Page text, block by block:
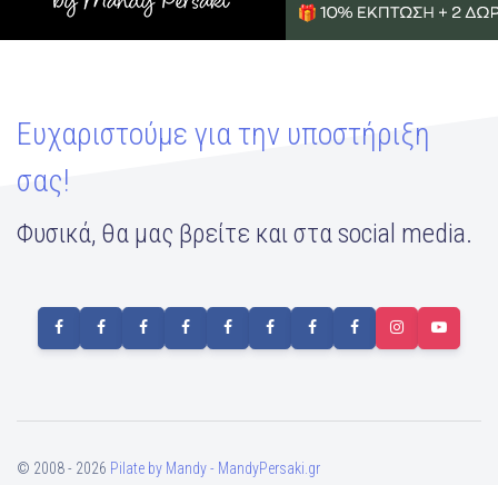
Ευχαριστούμε για την υποστήριξη
σας!
Φυσικά, θα μας βρείτε και στα social media.
© 2008 - 2026 Pilate by Mandy - MandyPersaki.gr